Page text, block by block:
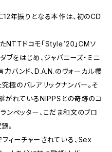
12年振りとなる本作は、初のCD
NTTドコモ「Style’20」CMソ
ブをはじめ、ジャパニーズ・ミニ
バンド、D.A.N.のヴォーカル櫻
極のバレアリックナンバー。そ
がれているNIPPSとの奇跡のコ
ンぺッター、こだま和文のブロ
。
ィーチャーされている、Sex